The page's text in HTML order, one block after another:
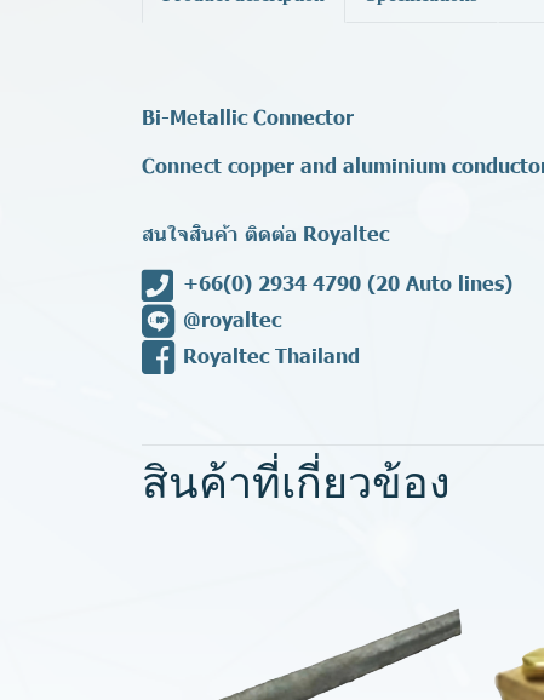
Bi-Metallic Connector
Connect copper and aluminium
สนใจสินค้า ติดต่อ Royaltec
+66(0) 2934 4790 (20 Auto lines)
@royaltec
Royaltec Thailand
สินค้าที่เกี่ยวข้อง